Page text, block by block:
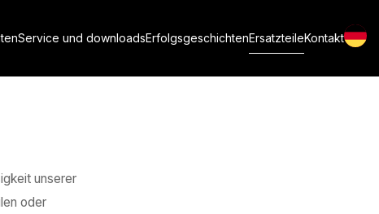
Service und downloadsErfolgsgeschichtenErsatzteileKontakt
unserer
oder